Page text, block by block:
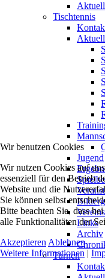
Tischtennis
Jugend
Links
Archiv
Turnen
Wir benutzen Cookies
Wir nutzen Cookies auf
essenziell für den Betrieb
Website und die
Sie können selbst
Bitte beachten Sie, dass
alle Funktionalitäten der
Akzeptieren Ablehnen
Weitere Informationen |